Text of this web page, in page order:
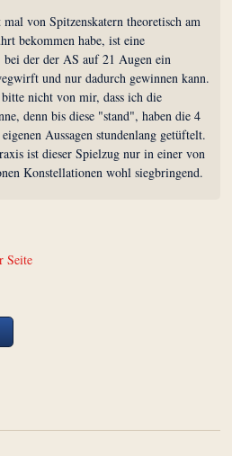
mal von Spitzenskatern theoretisch am
bekommen habe, ist eine
der der AS auf 21 Augen ein
und nur dadurch gewinnen kann.
nicht von mir, dass ich die
denn bis diese "stand", haben die 4
eigenen Aussagen stundenlang getüftelt.
ist dieser Spielzug nur in einer von
Konstellationen wohl siegbringend.
Seite